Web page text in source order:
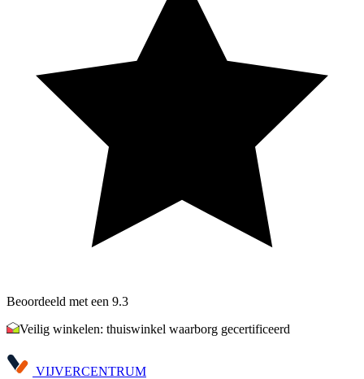
Beoordeeld met een 9.3
Veilig winkelen: thuiswinkel waarborg gecertificeerd
VIJVERCENTRUM